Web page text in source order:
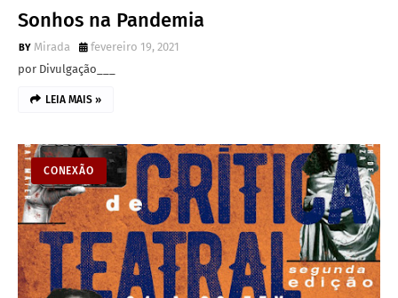
Sonhos na Pandemia
Mirada
fevereiro 19, 2021
por Divulgação___
LEIA MAIS »
CONEXÃO